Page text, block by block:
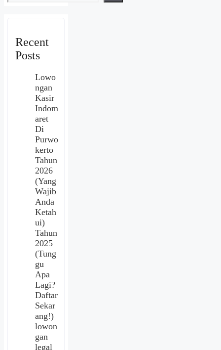
Recent
Posts
Lowo
ngan
Kasir
Indom
aret
Di
Purwo
kerto
Tahun
2026
(Yang
Wajib
Anda
Ketah
ui)
Tahun
2025
(Tung
gu
Apa
Lagi?
Daftar
Sekar
ang!)
lowon
gan
legal